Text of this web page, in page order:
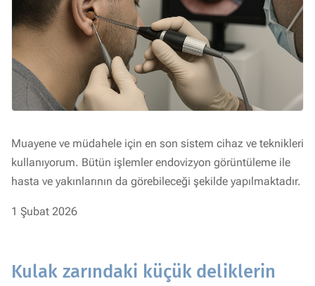
Muayene ve müdahele için en son sistem cihaz ve teknikleri
kullanıyorum. Bütün işlemler endovizyon görüntüleme ile
hasta ve yakınlarının da görebileceği şekilde yapılmaktadır.
1 Şubat 2026
Kulak zarındaki küçük deliklerin